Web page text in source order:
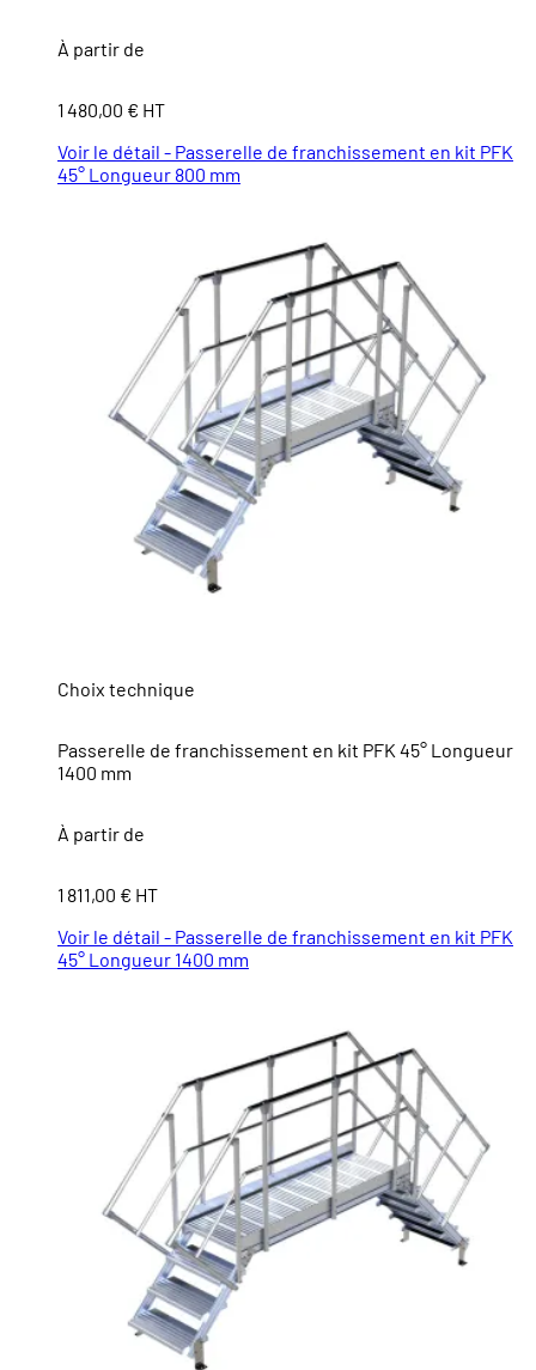
À partir de
1 480,00 € HT
Voir le détail - Passerelle de franchissement en kit PFK
45° Longueur 800 mm
Choix technique
Passerelle de franchissement en kit PFK 45° Longueur
1400 mm
À partir de
1 811,00 € HT
Voir le détail - Passerelle de franchissement en kit PFK
45° Longueur 1400 mm